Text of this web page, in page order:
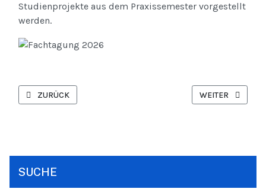
Studienprojekte aus dem Praxissemester vorgestellt
werden.
VORHERIGER BEITRAG: GRIECHISCHLEHRERTAGUNG 2026 -
ZURÜCK NÄCHSTER
WEITER
SUCHE